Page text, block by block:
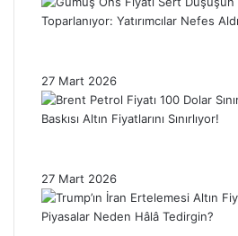
27 Mart 2026
27 Mart 2026